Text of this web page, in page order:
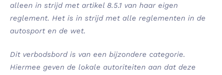
alleen in strijd met artikel 8.5.1 van haar eigen
reglement. Het is in strijd met alle reglementen in de
autosport en de wet.
Dit verbodsbord is van een bijzondere categorie.
Hiermee geven de lokale autoriteiten aan dat deze